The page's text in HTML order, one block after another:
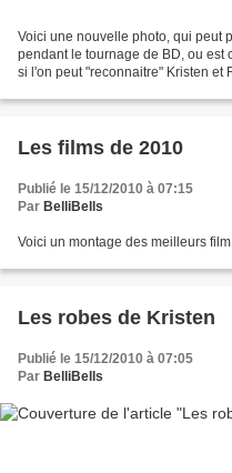
Voici une nouvelle photo, qui peut
pendant le tournage de BD, ou est
si l'on peut "reconnaitre" Kristen et
Les films de 2010
Publié le 15/12/2010 à 07:15
Par BelliBells
Voici un montage des meilleurs
Les robes de Kristen
Publié le 15/12/2010 à 07:05
Par BelliBells